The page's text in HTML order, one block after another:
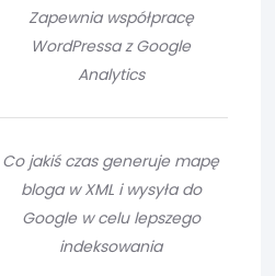
Zapewnia współpracę
WordPressa z Google
Analytics
Co jakiś czas generuje mapę
bloga w XML i wysyła do
Google w celu lepszego
indeksowania